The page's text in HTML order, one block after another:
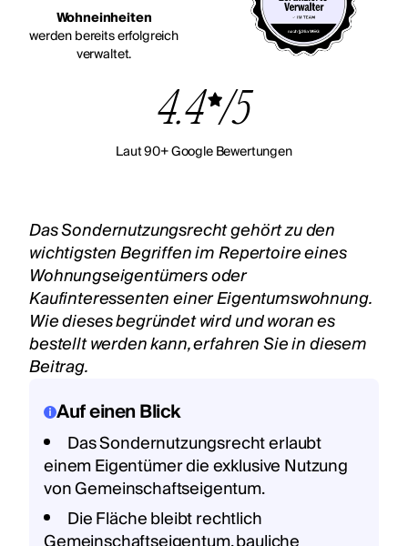
Wohneinheiten
werden bereits erfolgreich
verwaltet.
4.4 /5
Laut 90+ Google Bewertungen
Das Sondernutzungsrecht gehört zu den
wichtigsten Begriffen im Repertoire eines
Wohnungseigentümers oder
Kaufinteressenten einer Eigentumswohnung.
Wie dieses begründet wird und woran es
bestellt werden kann, erfahren Sie in diesem
Beitrag.
Auf einen Blick
Das Sondernutzungsrecht erlaubt
einem Eigentümer die exklusive Nutzung
von Gemeinschaftseigentum.
Die Fläche bleibt rechtlich